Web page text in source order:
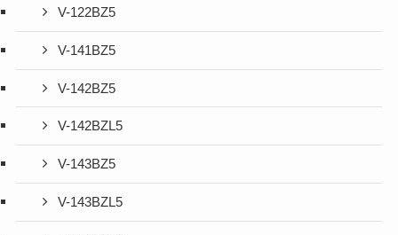
V-122BZ5
V-141BZ5
V-142BZ5
V-142BZL5
V-143BZ5
V-143BZL5